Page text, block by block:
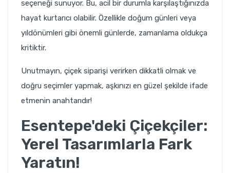
seçeneği sunuyor. Bu, acil bir durumla karşılaştığınızda
hayat kurtarıcı olabilir. Özellikle doğum günleri veya
yıldönümleri gibi önemli günlerde, zamanlama oldukça
kritiktir.
Unutmayın, çiçek siparişi verirken dikkatli olmak ve
doğru seçimler yapmak, aşkınızı en güzel şekilde ifade
etmenin anahtarıdır!
Esentepe'deki Çiçekçiler:
Yerel Tasarımlarla Fark
Yaratın!